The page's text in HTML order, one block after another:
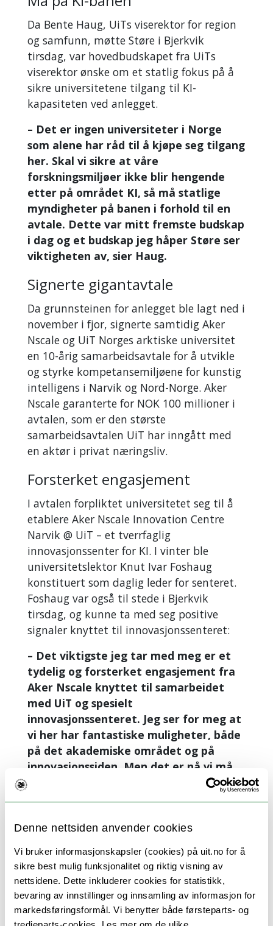
Denne nettsiden anvender cookies
Vi bruker informasjonskapsler (cookies) på uit.no for å
sikre best mulig funksjonalitet og riktig visning av
nettsidene. Dette inkluderer cookies for statistikk,
bevaring av innstillinger og innsamling av informasjon for
markedsføringsformål. Vi benytter både førsteparts- og
Da Bente Haug, UiTs viserektor for region
og samfunn, møtte Støre i Bjerkvik
tirsdag, var hovedbudskapet fra UiTs
viserektor ønske om et statlig fokus på å
sikre universitetene tilgang til KI-
kapasiteten ved anlegget.
– Det er ingen universiteter i Norge
som alene har råd til å kjøpe seg tilgang
her. Skal vi sikre at våre
forskningsmiljøer ikke blir hengende
etter på området KI, så må statlige
myndigheter på banen i forhold til en
avtale. Dette var mitt fremste budskap
i dag og et budskap jeg håper Støre ser
viktigheten av, sier Haug.
Signerte gigantavtale
Da grunnsteinen for anlegget ble lagt ned i
november i fjor, signerte samtidig Aker
Nscale og UiT Norges arktiske universitet
en 10-årig samarbeidsavtale for å utvikle
og styrke kompetansemiljøene for kunstig
intelligens i Narvik og Nord-Norge. Aker
Nscale garanterte for NOK 100 millioner i
avtalen, som er den største
samarbeidsavtalen UiT har inngått med
en aktør i privat næringsliv.
Forsterket engasjement
I avtalen forpliktet universitetet seg til å
etablere Aker Nscale Innovation Centre
Narvik @ UiT – et tverrfaglig
innovasjonssenter for KI. I vinter ble
universitetslektor Knut Ivar Foshaug
konstituert som daglig leder for senteret.
Foshaug var også til stede i Bjerkvik
tirsdag, og kunne ta med seg positive
signaler knyttet til innovasjonssenteret:
– Det viktigste jeg tar med meg er et
tydelig og forsterket engasjement fra
Aker Nscale knyttet til samarbeidet
med UiT og spesielt
innovasjonssenteret. Jeg ser for meg at
vi her har fantastiske muligheter, både
på det akademiske området og på
innovasjonssiden. Men det er nå vi må
ifølge avtalen etablere et nytt
universitetets KI-forskning på tvers av
fakulteter og institutter. Senteret vil være
sentralt for å videreutvikle KI-miljøer i
verdensklasse. Avtalen åpner også for
prosjekter som støtter næringsutvikling og